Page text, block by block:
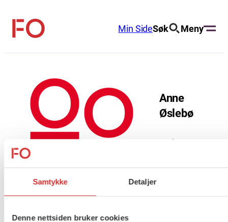
Samtykke Detaljer
Denne nettsiden bruker cookies
innhold
FO
Min SideSøk Meny
Anne
Øslebø
Leder